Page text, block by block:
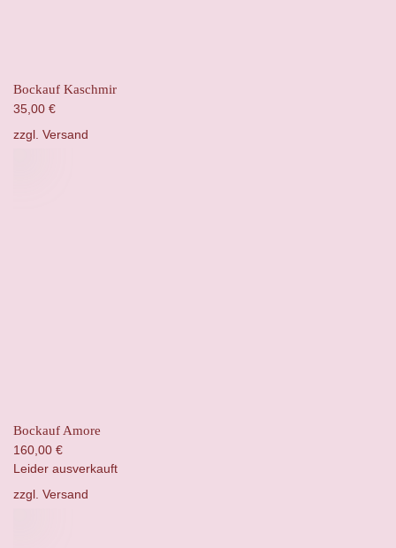
Bockauf Kaschmir
35,00 €
zzgl. Versand
Bockauf Amore
160,00 €
Leider ausverkauft
zzgl. Versand